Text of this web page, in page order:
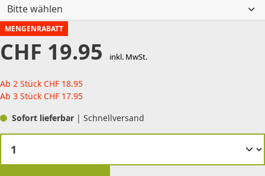
Bitte wählen
MENGENRABATT
CHF 19.95 inkl. MwSt.
Ab 2 Stück CHF 18.95
Ab 3 Stück CHF 17.95
Sofort lieferbar | Schnellversand